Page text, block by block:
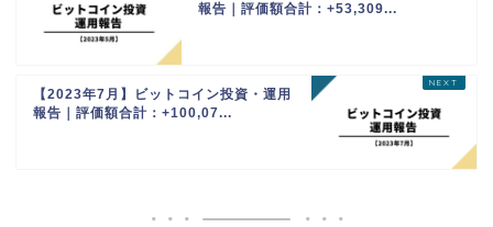
報告｜評価額合計：+53,309...
【2023年7月】ビットコイン投資・運用
報告｜評価額合計：+100,07...